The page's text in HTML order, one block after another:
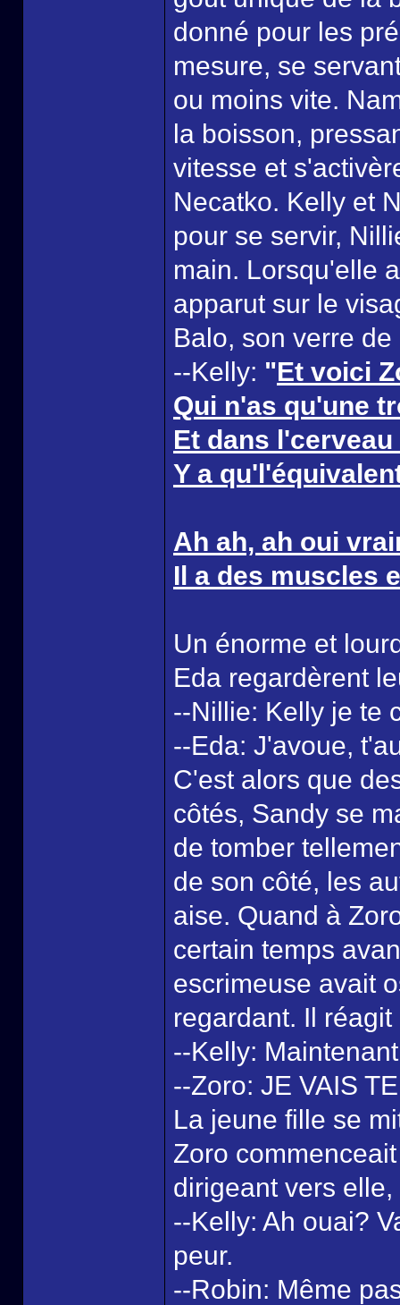
donné pour les
mesure, se
ou moins vite.
la boisson,
vitesse et
Necatko. Kelly et
pour se servir,
main. Lorsqu'elle
apparut sur le
Balo, son verre
--Kelly: "Et voici
Qui n'as qu'une
Et dans
Y a
Ah ah, ah oui
Il a des muscles
Un énorme et
Eda regardèrent
--Nillie: Kelly je te
--Eda: J'avoue,
C'est alors que
côtés, Sandy se
de tomber
de son côté, les
aise. Quand à
certain temps
escrimeuse avait
regardant. Il
--Kelly:
--Zoro: JE VAIS
La jeune fille se
Zoro
dirigeant vers
--Kelly: Ah ouai?
peur.
--Robin: Même